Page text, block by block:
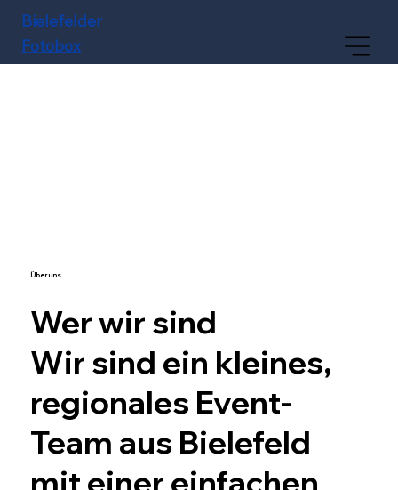
Bielefelder
Fotobox
Über uns
Wer wir sind
Wir sind ein kleines,
regionales Event-
Team aus Bielefeld
mit einer einfachen